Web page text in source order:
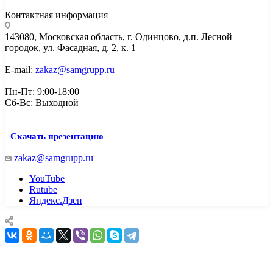
Контактная информация
143080, Mосковская область, г. Одинцово, д.п. Лесной
городок, ул. Фасадная, д. 2, к. 1
E-mail: zakaz@samgrupp.ru
Пн-Пт: 9:00-18:00
Сб-Вс: Выходной
Скачать презентацию
zakaz@samgrupp.ru
YouTube
Rutube
Яндекс.Дзен